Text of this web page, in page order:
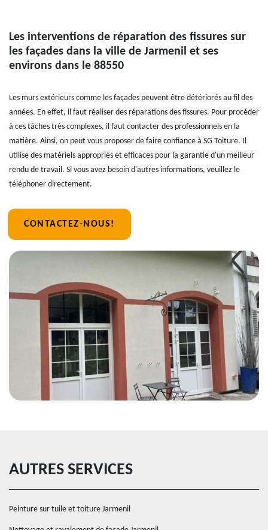
Les interventions de réparation des fissures sur
les façades dans la ville de Jarmenil et ses
environs dans le 88550
Les murs extérieurs comme les façades peuvent être détériorés au fil des
années. En effet, il faut réaliser des réparations des fissures. Pour procéder
à ces tâches très complexes, il faut contacter des professionnels en la
matière. Ainsi, on peut vous proposer de faire confiance à SG Toiture. Il
utilise des matériels appropriés et efficaces pour la garantie d'un meilleur
rendu de travail. Si vous avez besoin d'autres informations, veuillez le
téléphoner directement.
CONTACTEZ-NOUS!
AUTRES SERVICES
Peinture sur tuile et toiture Jarmenil